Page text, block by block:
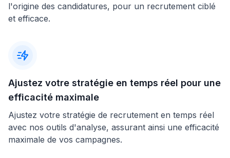
l'origine des candidatures, pour un recrutement ciblé
et efficace.
Ajustez votre stratégie en temps réel pour une
efficacité maximale
Ajustez votre stratégie de recrutement en temps réel
avec nos outils d'analyse, assurant ainsi une efficacité
maximale de vos campagnes.